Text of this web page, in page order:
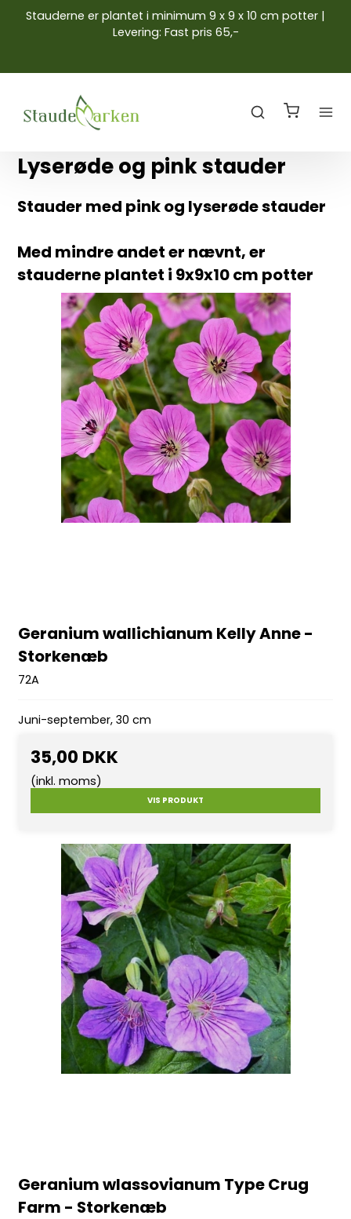
Stauderne er plantet i minimum 9 x 9 x 10 cm potter |
Levering: Fast pris 65,-
Lyserøde og pink stauder
Stauder med pink og lyserøde stauder
Med mindre andet er nævnt, er
stauderne plantet i 9x9x10 cm potter
Geranium wallichianum Kelly Anne -
Storkenæb
72A
Juni-september, 30 cm
35,00 DKK
(inkl. moms)
VIS PRODUKT
Geranium wlassovianum Type Crug
Farm - Storkenæb